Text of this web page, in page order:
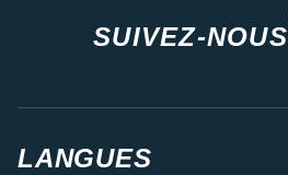
SUIVEZ-NOUS
LANGUES